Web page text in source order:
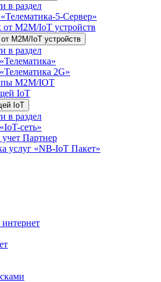
в раздел
5-Сервер»
от М2М/IoT устройств
М2М/IoT устройств
в раздел
2G»
М2М/IOT
IoT
IoT
в раздел
сеть»
Партнер
услуг «NB-IoT Пакет»